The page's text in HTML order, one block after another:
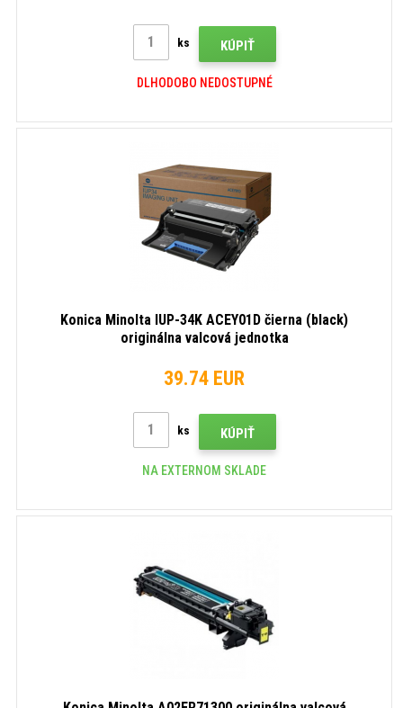
ks KÚPIŤ
DLHODOBO NEDOSTUPNÉ
Konica Minolta IUP-34K ACEY01D čierna (black)
originálna valcová jednotka
39.74 EUR
ks KÚPIŤ
NA EXTERNOM SKLADE